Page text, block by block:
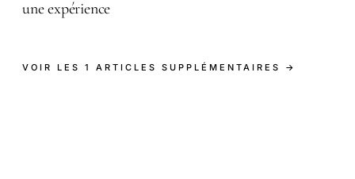
une expérience
VOIR LES 1 ARTICLES SUPPLÉMENTAIRES →